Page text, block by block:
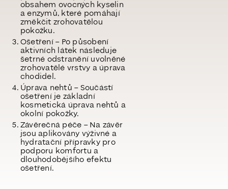
obsahem ovocných kyselin
a enzymů, které pomáhají
změkčit zrohovatělou
pokožku.
Ošetření – Po působení
aktivních látek následuje
šetrné odstranění uvolněné
zrohovatělé vrstvy a úprava
chodidel.
Úprava nehtů – Součástí
ošetření je základní
kosmetická úprava nehtů a
okolní pokožky.
Závěrečná péče – Na závěr
jsou aplikovány výživné a
hydratační přípravky pro
podporu komfortu a
dlouhodobějšího efektu
ošetření.